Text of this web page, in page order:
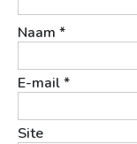
Naam *
E-mail*
Site